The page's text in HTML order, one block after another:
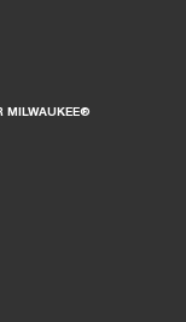
MILWAUKEE®